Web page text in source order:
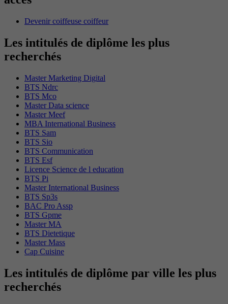
Devenir coiffeuse coiffeur
Les intitulés de diplôme les plus
recherchés
Master Marketing Digital
BTS Ndrc
BTS Mco
Master Data science
Master Meef
MBA International Business
BTS Sam
BTS Sio
BTS Communication
BTS Esf
Licence Science de l education
BTS Pi
Master International Business
BTS Sp3s
BAC Pro Assp
BTS Gpme
Master MA
BTS Dietetique
Master Mass
Cap Cuisine
Les intitulés de diplôme par ville les plus
recherchés